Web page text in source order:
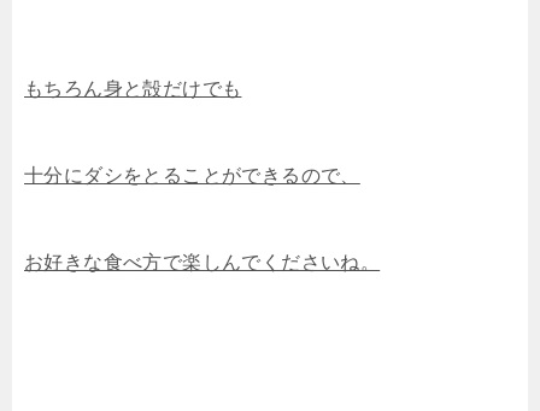
もちろん身と殻だけでも
十分にダシをとることができるので、
お好きな食べ方で楽しんでくださいね。